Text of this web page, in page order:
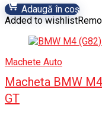
Adaugă în coș
Added to wishlist
Machete Auto
Macheta BMW
GT